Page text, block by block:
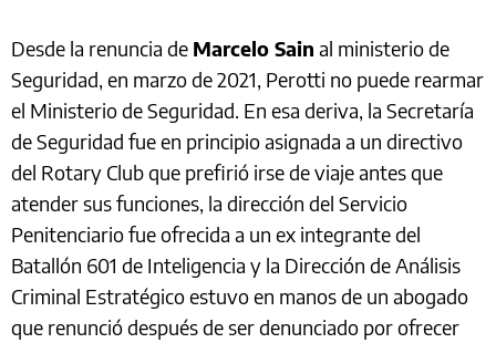
Desde la renuncia de Marcelo Sain al ministerio de
Seguridad, en marzo de 2021, Perotti no puede rearmar
el Ministerio de Seguridad. En esa deriva, la Secretaría
de Seguridad fue en principio asignada a un directivo
del Rotary Club que prefirió irse de viaje antes que
atender sus funciones, la dirección del Servicio
Penitenciario fue ofrecida a un ex integrante del
Batallón 601 de Inteligencia y la Dirección de Análisis
Criminal Estratégico estuvo en manos de un abogado
que renunció después de ser denunciado por ofrecer